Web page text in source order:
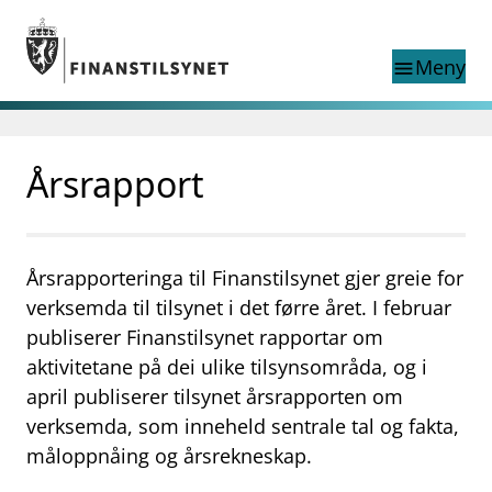
Gå til hovedinnhold
Gå til søkesiden
menuMeny
nettstedet
English
Finanstilsynets registre
Tema
supervisor_accountForbrukerinformasjon
businessOm Finanstilsynet
mail_outlineKontakt oss
Årsrapport
Årsrapporteringa til Finanstilsynet gjer greie for
verksemda til tilsynet i det førre året. I februar
publiserer Finanstilsynet rapportar om
aktivitetane på dei ulike tilsynsområda, og i
april publiserer tilsynet årsrapporten om
verksemda, som inneheld sentrale tal og fakta,
måloppnåing og årsrekneskap.